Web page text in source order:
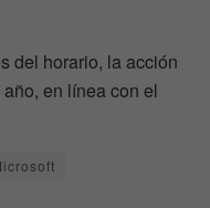
del horario, la acción
en línea con el